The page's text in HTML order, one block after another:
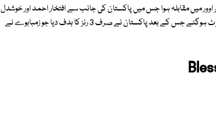
میں مقابلہ ہوا جس میں پاکستان کی جانب سے افتخار احمد اور خوشدل
شاہ بیٹنگ کے لیے آئے لیکن افتخار پہلی اور خوشدل شاہ چوتھی گیند پر آؤٹ ہوگئے جس کے بعد پاکستان نے صرف 3 رنز کا ہدف دیا جو زمبابوے نے